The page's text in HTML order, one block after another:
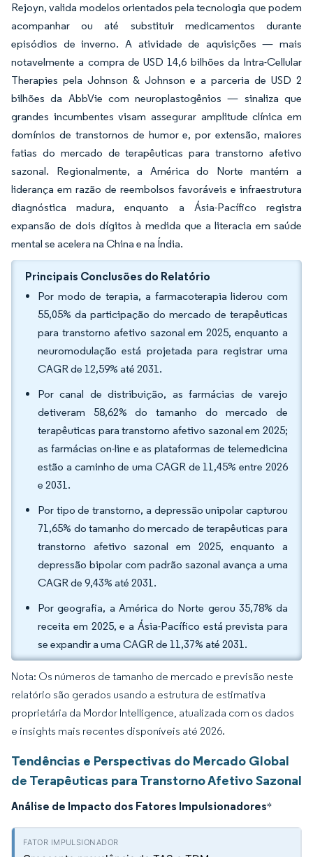
Rejoyn, valida modelos orientados pela tecnologia que podem
acompanhar ou até substituir medicamentos durante
episódios de inverno. A atividade de aquisições — mais
notavelmente a compra de USD 14,6 bilhões da Intra-Cellular
Therapies pela Johnson & Johnson e a parceria de USD 2
bilhões da AbbVie com neuroplastogênios — sinaliza que
grandes incumbentes visam assegurar amplitude clínica em
domínios de transtornos de humor e, por extensão, maiores
fatias do mercado de terapêuticas para transtorno afetivo
sazonal. Regionalmente, a América do Norte mantém a
liderança em razão de reembolsos favoráveis e infraestrutura
diagnóstica madura, enquanto a Ásia-Pacífico registra
expansão de dois dígitos à medida que a literacia em saúde
mental se acelera na China e na Índia.
Principais Conclusões do Relatório
Por modo de terapia, a farmacoterapia liderou com
55,05% da participação do mercado de terapêuticas
para transtorno afetivo sazonal em 2025, enquanto a
neuromodulação está projetada para registrar uma
CAGR de 12,59% até 2031.
Por canal de distribuição, as farmácias de varejo
detiveram 58,62% do tamanho do mercado de
terapêuticas para transtorno afetivo sazonal em 2025;
as farmácias on-line e as plataformas de telemedicina
estão a caminho de uma CAGR de 11,45% entre 2026
e 2031.
Por tipo de transtorno, a depressão unipolar capturou
71,65% do tamanho do mercado de terapêuticas para
transtorno afetivo sazonal em 2025, enquanto a
depressão bipolar com padrão sazonal avança a uma
CAGR de 9,43% até 2031.
Por geografia, a América do Norte gerou 35,78% da
receita em 2025, e a Ásia-Pacífico está prevista para
se expandir a uma CAGR de 11,37% até 2031.
Nota: Os números de tamanho de mercado e previsão neste
relatório são gerados usando a estrutura de estimativa
proprietária da Mordor Intelligence, atualizada com os dados
e insights mais recentes disponíveis até 2026.
Tendências e Perspectivas do Mercado Global
de Terapêuticas para Transtorno Afetivo Sazonal
Análise de Impacto dos Fatores Impulsionadores*